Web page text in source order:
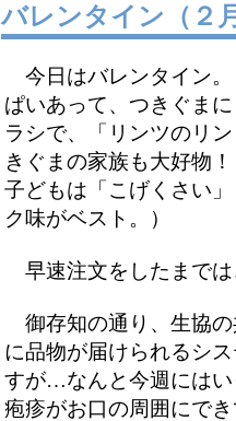
バレンタイン（２
今日はバレンタイン。
ぱいあって、つきぐま
ラシで、「リンツのリ
きぐまの家族も大好物
子どもは「こげくさい
ク味がベスト。）
早速注文をしたまで
御存知の通り、生協の
に品物が届けられるシ
すが…なんと今週にはい
疱疹がお口の周囲にで